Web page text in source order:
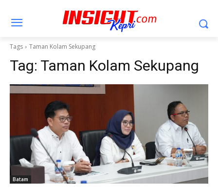
Tags Taman Kolam Sekupang
Tag: Taman Kolam Sekupang
Batam